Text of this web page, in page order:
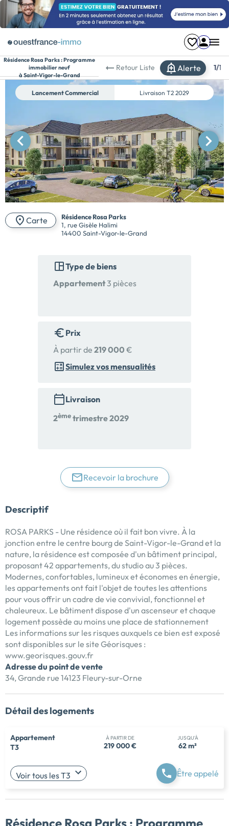
Résidence Rosa Parks :Programme
immobilier neuf
à Saint-Vigor-le-Grand
Retour Liste Alerte 1/1
Lancement Commercial Livraison T2 2029
Carte
Résidence Rosa Parks
1, rue Gisèle Halimi
14400 Saint-Vigor-le-Grand
Type de biens
Appartement3 pièces
Prix
À partir de 219 000 €
Simulez vos mensualités
Livraison
2èmetrimestre 2029
Recevoir la brochure
Descriptif
ROSA PARKS - Une résidence où il fait bon vivre. À la
jonction entre le centre bourg de Saint-Vigor-le-Grand et la
nature, la résidence est composée d'un bâtiment principal,
proposant 42 appartements, du studio au 3 pièces.
Modernes, confortables, lumineux et économes en énergie,
les appartements ont fait l'objet de toutes les attentions
pour vous offrir un cadre de vie convivial, fonctionnel et
chaleureux. Le bâtiment dispose d'un ascenseur et chaque
logement possède au moins une place de stationnement
Les informations sur les risques auxquels ce bien est exposé
sont disponibles sur le site Géorisques :
www.georisques.gouv.fr
Adresse du point de vente
34, Grande rue 14123 Fleury-sur-Orne
Détail des logements
Appartement
T3
À PARTIR DE
219 000 €
JUSQU'À
62 m²
Voir tous les T3 Être appelé